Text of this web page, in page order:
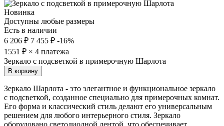
Новинка
Доступны любые размеры
Есть в наличии
6 206 ₽ 7 455 ₽ -16%
1551 ₽ × 4 платежа
Зеркало с подсветкой в примерочную Шарлота
В корзину
Зеркало Шарлота - это элегантное и функциональное зеркало
с подсветкой, созданное специально для примерочных комнат.
Его форма и классический стиль делают его универсальным
решением для любого интерьерного стиля. Зеркало
оборудовано светодиодной лентой, что обеспечивает